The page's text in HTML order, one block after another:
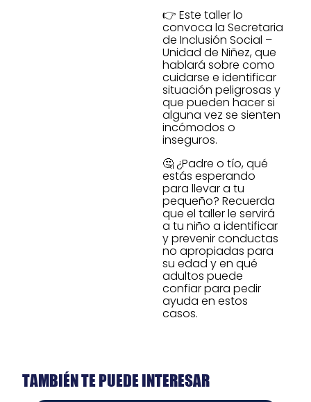
👉 Este taller lo
convoca la Secretaria
de Inclusión Social –
Unidad de Niñez, que
hablará sobre como
cuidarse e identificar
situación peligrosas y
que pueden hacer si
alguna vez se sienten
incómodos o
inseguros.
🤔 ¿Padre o tío, qué
estás esperando
para llevar a tu
pequeño? Recuerda
que el taller le servirá
a tu niño a identificar
y prevenir conductas
no apropiadas para
su edad y en qué
adultos puede
confiar para pedir
ayuda en estos
casos.
TAMBIÉN TE PUEDE INTERESAR